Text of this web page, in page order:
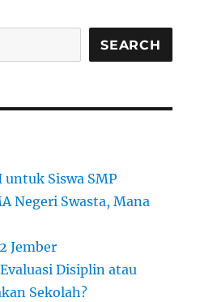
dan
Kreativitas
Cari
SEARCH
Siswa SMP
Negeri Swasta, Mana
Jember
Disiplin atau
Sekolah?